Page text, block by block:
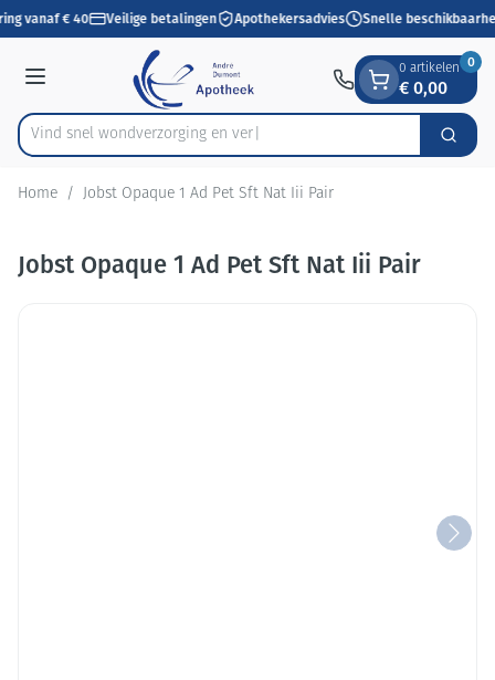
Ga naar de inhoud
1 van 1
vanaf € 40 Veilige betalingen Apothekersadvies Snelle
Menu
Product, merk, categorie...
Vind snel wondverzorging Zoek
0 artikelen
€ 0,00
0
Home / Jobst Opaque 1 Ad Pet Sft Nat Iii Pair
Jobst Opaque 1 Ad Pet Sft Nat Iii Pair